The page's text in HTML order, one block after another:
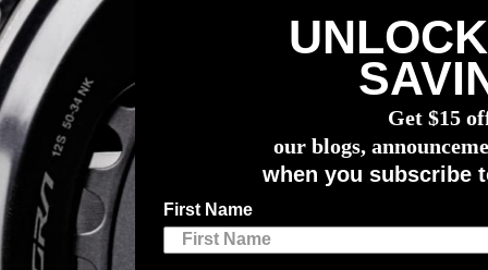
Get $15
our blogs,
when you subscribe
First Name